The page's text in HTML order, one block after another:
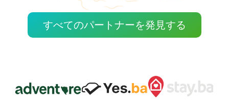
すべてのパートナーを発見する